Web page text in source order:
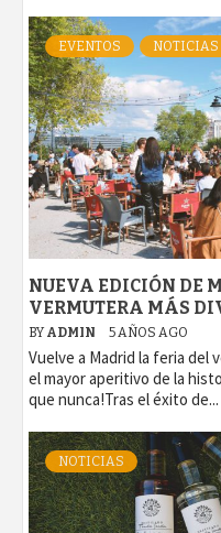
EVENTOS NOTICIAS
NUEVA EDICIÓN DE
VERMUTERA MÁS
BY ADMIN 5 AÑOS AGO
Vuelve a Madrid la feria del
el mayor aperitivo de la
que nunca!Tras el éxito de...
NOTICIAS